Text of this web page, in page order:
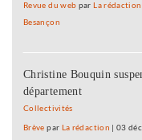
Revue du web parLa rédaction
Besançon
Christine Bouquin
département
Collectivités
Brève par La rédaction |03